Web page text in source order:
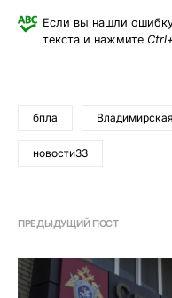
Если вы нашли
текста и нажмите
бпла
новости33
ПРЕДЫДУЩИЙ ПОСТ